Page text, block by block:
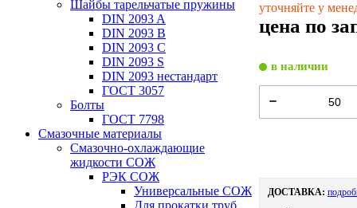
Шайбы тарельчатые пружины
DIN 2093 A
DIN 2093 B
DIN 2093 C
DIN 2093 S
DIN 2093 нестандарт
ГОСТ 3057
Болты
ГОСТ 7798
Смазочные материалы
Смазочно-охлаждающие
жидкости СОЖ
РЭК СОЖ
Универсальные СОЖ
Для прокатки труб
уточняйте у
цена по
в наличии
ДОСТАВКА: